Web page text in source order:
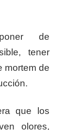
de
tener
mortem de
que los
olores,